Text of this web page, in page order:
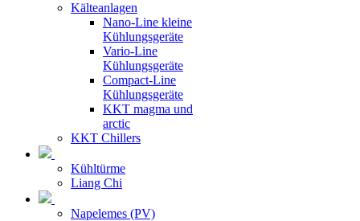
Kälteanlagen
Nano-Line kleine
Kühlungsgeräte
Vario-Line
Kühlungsgeräte
Compact-Line
Kühlungsgeräte
KKT magma und
arctic
KKT Chillers
Kühltürme
Liang Chi
Napelemes (PV)